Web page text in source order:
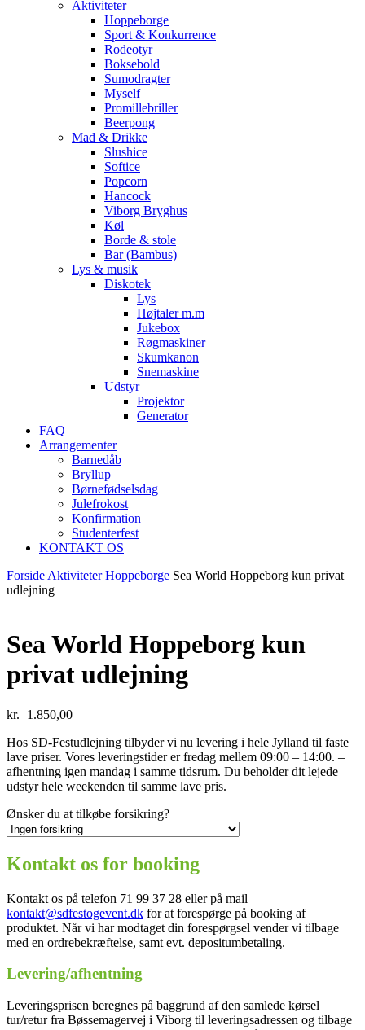
Aktiviteter
Hoppeborge
Sport & Konkurrence
Rodeotyr
Boksebold
Sumodragter
Myself
Promillebriller
Beerpong
Mad & Drikke
Slushice
Softice
Popcorn
Hancock
Viborg Bryghus
Køl
Borde & stole
Bar (Bambus)
Lys & musik
Diskotek
Lys
Højtaler m.m
Jukebox
Røgmaskiner
Skumkanon
Snemaskine
Udstyr
Projektor
Generator
FAQ
Arrangementer
Barnedåb
Bryllup
Børnefødselsdag
Julefrokost
Konfirmation
Studenterfest
KONTAKT OS
Forside Aktiviteter Hoppeborge Sea World Hoppeborg kun privat
udlejning
Sea World Hoppeborg kun
privat udlejning
kr.
1.850,00
Hos SD-Festudlejning tilbyder vi nu levering i hele Jylland til faste
lave priser. Vores leveringstider er fredag mellem 09:00 – 14:00. –
afhentning igen mandag i samme tidsrum. Du beholder dit lejede
udstyr hele weekenden til samme lave pris.
Ønsker du at tilkøbe forsikring?
Kontakt os for booking
Kontakt os på telefon 71 99 37 28 eller på mail
kontakt@sdfestogevent.dk for at forespørge på booking af
produktet. Når vi har modtaget din forespørgsel vender vi tilbage
med en ordrebekræftelse, samt evt. depositumbetaling.
Levering/afhentning
Leveringsprisen beregnes på baggrund af den samlede kørsel
tur/retur fra Bøssemagervej i Viborg til leveringsadressen og tilbage